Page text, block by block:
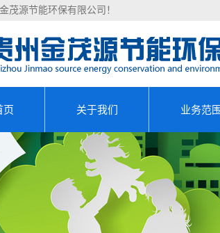
茂源节能环保有限公司！
页 关于我们
公司简介
资质荣誉
业务范围
能源审
清洁生产
设备能效测